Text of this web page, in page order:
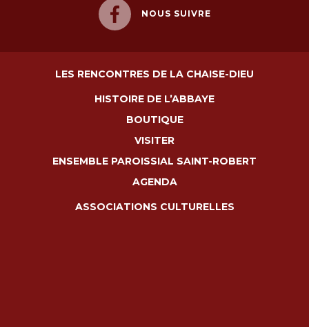
NOUS SUIVRE
LES RENCONTRES DE LA CHAISE-DIEU
HISTOIRE DE L’ABBAYE
BOUTIQUE
VISITER
ENSEMBLE PAROISSIAL SAINT-ROBERT
AGENDA
ASSOCIATIONS CULTURELLES